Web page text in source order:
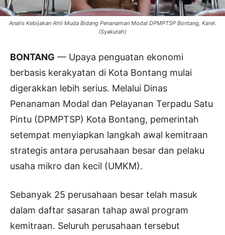
Analis Kebijakan Ahli Muda Bidang Penanaman Modal DPMPTSP Bontang, Karel.
(Syakurah)
BONTANG — Upaya penguatan ekonomi
berbasis kerakyatan di Kota Bontang mulai
digerakkan lebih serius. Melalui Dinas
Penanaman Modal dan Pelayanan Terpadu Satu
Pintu (DPMPTSP) Kota Bontang, pemerintah
setempat menyiapkan langkah awal kemitraan
strategis antara perusahaan besar dan pelaku
usaha mikro dan kecil (UMKM).
Sebanyak 25 perusahaan besar telah masuk
dalam daftar sasaran tahap awal program
kemitraan. Seluruh perusahaan tersebut